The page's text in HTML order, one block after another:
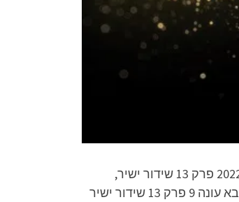
הכוכב הבא 2022 פרק 13 לצפייה ישירה, הכוכב הבא 2022 פרק 13 להורדה, הכוכב הבא 2022 פרק 13 שידור חי, הכוכב הבא 2022 פרק 13 שידור ישיר,
הכוכב הבא עונה 9 פרק 13 לצפייה ישירה, הכוכב הבא עונה 9 פרק 13 להורדה, הכוכב הבא עונה 9 פרק 13 שידור חי, הכוכב הבא עונה 9 פרק 13 שידור ישיר